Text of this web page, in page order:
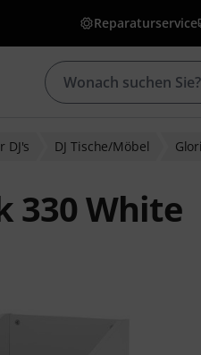
Reparaturservice
DJ's DJ Tische/Möbel
330 White